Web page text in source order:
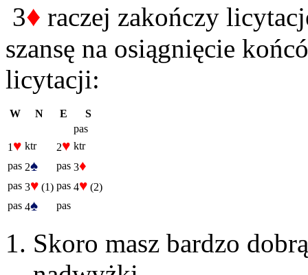
3♦ raczej zakończy
szansę na osiągnięcie
licytacji:
W N E
S
pas
1 ♥ ktr 2♥ ktr
pas 2♠ pas 3♦
pas 3♥ (1) pas 4♥ (2)
pas 4♠ pas
Skoro masz bardzo